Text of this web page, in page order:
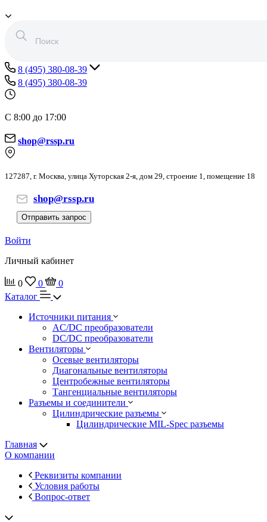
8 (495) 380-08-39
8 (495) 380-08-39
С 8:00 до 17:00
shop@rssp.ru
127287, г. Москва, улица Хуторская 2-я, дом 29, строение 1, помещение 18
shop@rssp.ru
Отправить запрос
Войти
Личный кабинет
0 0
0
Каталог
Источники питания
AC/DC преобразователи
DC/DC преобразователи
Вентиляторы
Осевые вентиляторы
Диагональные вентиляторы
Центробежные вентиляторы
Тангенциальные вентиляторы
Разъемы и соединители
Цилиндрические разъемы
Цилиндрические MIL-Spec разъемы
Главная
О компании
Реквизиты компании
Условия работы
Вопрос-ответ